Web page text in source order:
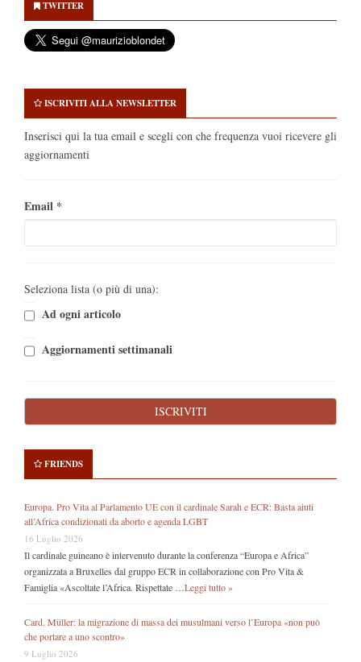
TWITTER
ISCRIVITI ALLA NEWSLETTER
Inserisci qui la tua email e scegli con che frequenza vuoi ricevere gli
aggiornamenti
Email *
Seleziona lista (o più di una):
Ad ogni articolo
Aggiornamenti settimanali
FRIENDS
Europa. Pro Vita al Parlamento UE con il cardinale Sarah e ECR: Basta aiuti
all’Africa condizionati da aborto e agenda LGBT
16 Luglio 2026
Il cardinale guineano è intervenuto durante la conferenza “Europa e Africa”
organizzata a Bruxelles dal gruppo ECR in collaborazione con Pro Vita &
Famiglia «Ascoltate l’Africa. Rispettate … Leggi tutto »
Card. Müller: la migrazione di massa dei musulmani verso l’Europa «non può
che portare a uno scontro»
9 Luglio 2026